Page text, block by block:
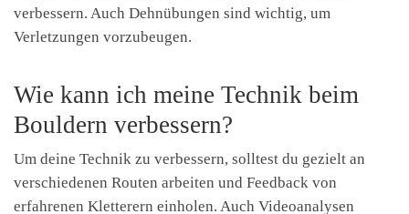
verbessern. Auch Dehnübungen sind wichtig, um
Verletzungen vorzubeugen.
Wie kann ich meine Technik beim
Bouldern verbessern?
Um deine Technik zu verbessern, solltest du gezielt an
verschiedenen Routen arbeiten und Feedback von
erfahrenen Kletterern einholen. Auch Videoanalysen